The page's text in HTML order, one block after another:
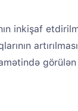
inkişaf